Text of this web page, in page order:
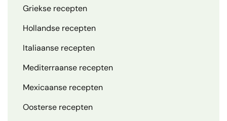
Griekse recepten
Hollandse recepten
Italiaanse recepten
Mediterraanse recepten
Mexicaanse recepten
Oosterse recepten